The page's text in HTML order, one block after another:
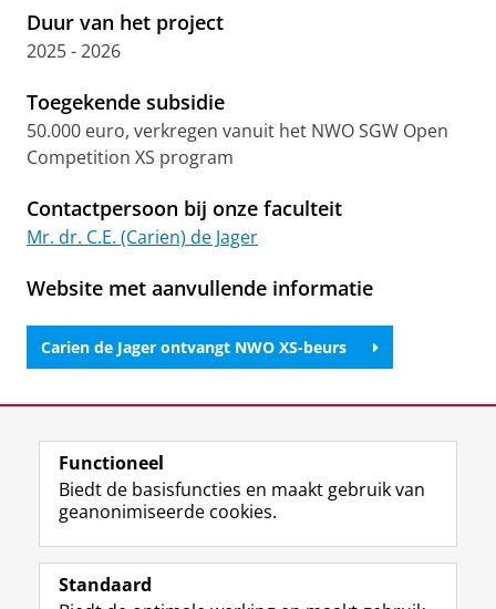
Duur van het project
2025 - 2026
Toegekende subsidie
50.000 euro, verkregen vanuit het NWO SGW Open
Competition XS program
Contactpersoon bij onze faculteit
Mr. dr. C.E. (Carien) de Jager
Website met aanvullende informatie
Carien de Jager ontvangt NWO XS-beurs
View this page in:English
Volg de RUG
F
a
L
i
R
S
I
n
Y
o
Functioneel
Biedt de basisfuncties en maakt gebruik van
geanonimiseerde cookies.
Standaard